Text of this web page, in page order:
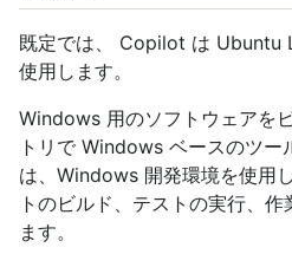
既定では、 Copilot は Ubuntu
使用します。
Windows 用のソフトウェアを
トリで Windows ベースのツー
は、Windows 開発環境を使用
トのビルド、テストの実行、
ます。